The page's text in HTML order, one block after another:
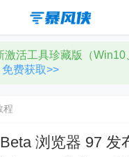
激活工具珍藏版（Win10
免费获取>>
程
浏览器 97 发